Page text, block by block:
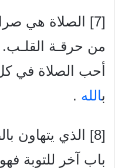
[7] الصلاة هي
من حرقـة القلـب.
أحب الصلاة في
بالله .
[8] الذي يتهاون
باب آخر للتوبة